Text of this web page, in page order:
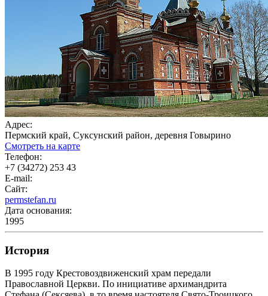
Адрес:
Пермский край, Суксунский район, деревня Говырино
Смотреть на карте
Телефон:
+7 (34272) 253 43
E-mail:
Сайт:
permstefan.ru
Дата основания:
1995
История
В 1995 году Крестовоздвиженский храм передали
Православной Церкви. По инициативе архимандрита